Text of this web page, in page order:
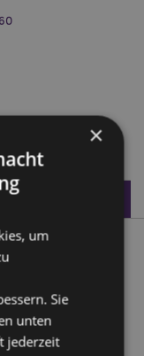
×
um
Sie
unten
jederzeit